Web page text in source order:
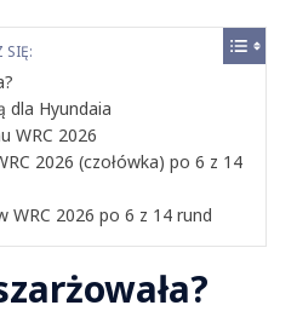
SIĘ:
dla Hyundaia
WRC 2026
2026 (czołówka) po 6 z 14
2026 po 6 z 14 rund